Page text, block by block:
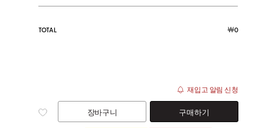
TOTAL ￦0
재입고 알림 신청
장바구니 구매하기